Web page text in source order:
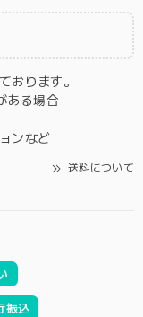
おります。
ある場合
ンなど
送料について
振込